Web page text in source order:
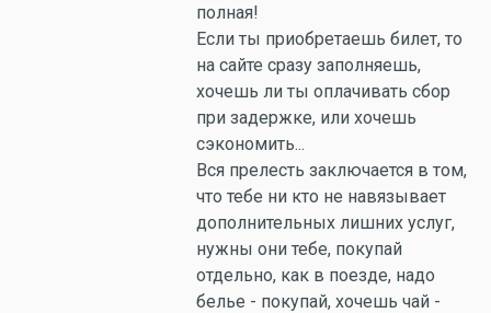
полная!
Если ты приобретаешь билет, то
на сайте сразу заполняешь,
хочешь ли ты оплачивать сбор
при задержке, или хочешь
сэкономить...
Вся прелесть заключается в том,
что тебе ни кто не навязывает
дополнительных лишних услуг,
нужны они тебе, покупай
отдельно, как в поезде, надо
белье - покупай, хочешь чай -